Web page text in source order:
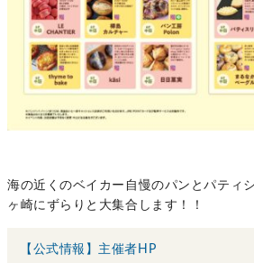
海の近くのベイカー自慢のパンとパティ
ヶ崎にずらりと大集合します！！
【公式情報】主催者HP